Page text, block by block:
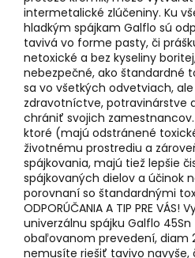
intermetalické zlúčeniny. Ku
hladkým spájkam Galflo sú
tavivá vo forme pasty, či
netoxické a bez kyseliny
nebezpečné, ako štandardné
sa vo všetkých odvetviach,
zdravotníctve, potravinárstve
chrániť svojich
ktoré (majú odstránené
životnému prostrediu a
spájkovania, majú tiež lepšie
spájkovaných dielov a účinok
porovnaní so štandardnými
ODPORÚČANIA A TIP PRE
univerzálnu spájku Galflo
obaľovanom prevedení, diam
nemusíte riešiť tavivo navyše,